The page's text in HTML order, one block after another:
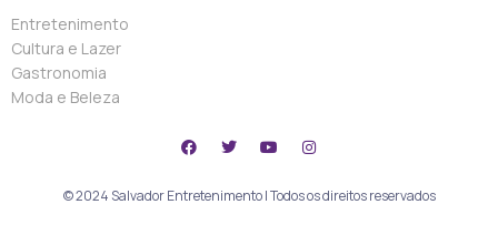
Entretenimento
Cultura e Lazer
Gastronomia
Moda e Beleza
© 2024 Salvador Entretenimento | Todos os direitos reservados